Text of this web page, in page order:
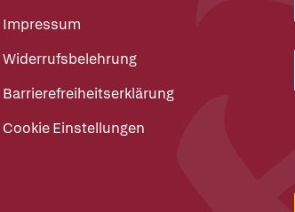
Impressum
Widerrufsbelehrung
Barrierefreiheitserklärung
Cookie Einstellungen